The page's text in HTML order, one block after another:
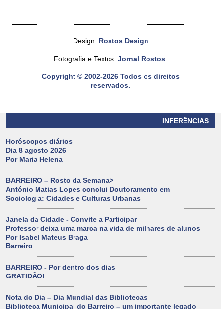
INFERÊNCIAS
Horóscopos diários
Dia 8 agosto 2026
Por Maria Helena
BARREIRO – Rosto da Semana>
António Matias Lopes conclui Doutoramento em
Sociologia: Cidades e Culturas Urbanas
Janela da Cidade - Convite a Participar
Professor deixa uma marca na vida de milhares de alunos
Por Isabel Mateus Braga
Barreiro
BARREIRO - Por dentro dos dias
GRATIDÃO!
Nota do Dia – Dia Mundial das Bibliotecas
Biblioteca Municipal do Barreiro – um importante legado
Design: Rostos Design
Fotografia e Textos: Jornal Rostos.
Copyright © 2002-2026 Todos os direitos
reservados.